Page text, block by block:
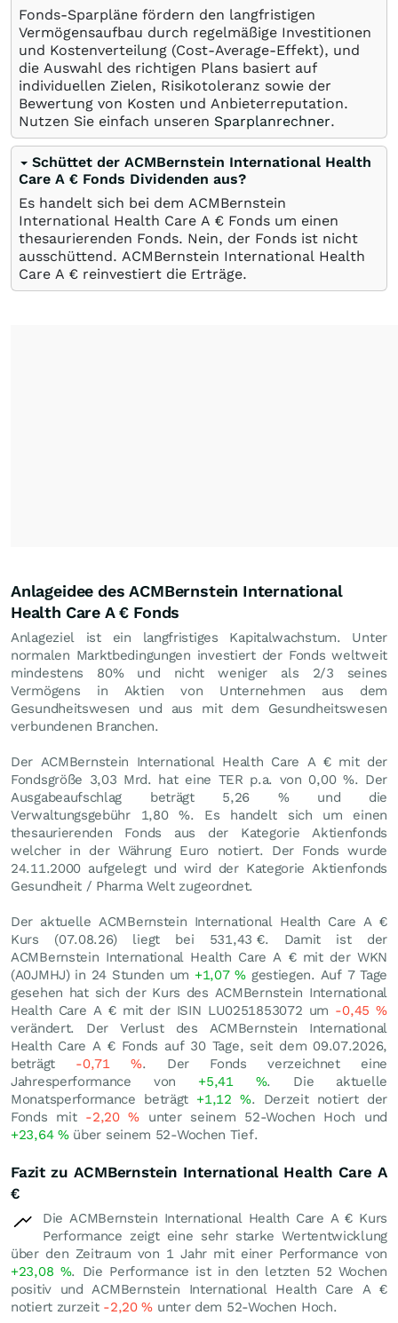
Fonds-Sparpläne fördern den langfristigen
Vermögensaufbau durch regelmäßige Investitionen
und Kostenverteilung (Cost-Average-Effekt), und
die Auswahl des richtigen Plans basiert auf
individuellen Zielen, Risikotoleranz sowie der
Bewertung von Kosten und Anbieterreputation.
Nutzen Sie einfach unseren Sparplanrechner.
Schüttet der ACMBernstein International Health
Care A € Fonds Dividenden aus?
Es handelt sich bei dem ACMBernstein
International Health Care A € Fonds um einen
thesaurierenden Fonds. Nein, der Fonds ist nicht
ausschüttend. ACMBernstein International Health
Care A € reinvestiert die Erträge.
Anlageidee des ACMBernstein International
Health Care A € Fonds
Anlageziel ist ein langfristiges Kapitalwachstum. Unter
normalen Marktbedingungen investiert der Fonds weltweit
mindestens 80% und nicht weniger als 2/3 seines
Vermögens in Aktien von Unternehmen aus dem
Gesundheitswesen und aus mit dem Gesundheitswesen
verbundenen Branchen.
Der ACMBernstein International Health Care A € mit der
Fondsgröße 3,03 Mrd. hat eine TER p.a. von 0,00 %. Der
Ausgabeaufschlag beträgt 5,26 % und die
Verwaltungsgebühr 1,80 %. Es handelt sich um einen
thesaurierenden Fonds aus der Kategorie Aktienfonds
welcher in der Währung Euro notiert. Der Fonds wurde
24.11.2000 aufgelegt und wird der Kategorie Aktienfonds
Gesundheit / Pharma Welt zugeordnet.
Der aktuelle ACMBernstein International Health Care A €
Kurs (07.08.26) liegt bei 531,43 €. Damit ist der
ACMBernstein International Health Care A € mit der WKN
(A0JMHJ) in 24 Stunden um +1,07% gestiegen. Auf 7 Tage
gesehen hat sich der Kurs des ACMBernstein International
Health Care A € mit der ISIN LU0251853072 um -0,45%
verändert. Der Verlust des ACMBernstein International
Health Care A € Fonds auf 30 Tage, seit dem 09.07.2026,
beträgt -0,71%. Der Fonds verzeichnet eine
Jahresperformance von +5,41 %. Die aktuelle
Monatsperformance beträgt +1,12 %. Derzeit notiert der
Fonds mit -2,20% unter seinem 52-Wochen Hoch und
+23,64 %über seinem 52-Wochen Tief.
Fazit zu ACMBernstein International Health Care A
€
Die ACMBernstein International Health Care A € Kurs
Performance zeigt eine sehr starke Wertentwicklung
über den Zeitraum von 1 Jahr mit einer Performance von
+23,08 %. Die Performance ist in den letzten 52 Wochen
positiv und ACMBernstein International Health Care A €
notiert zurzeit -2,20% unter dem 52-Wochen Hoch.